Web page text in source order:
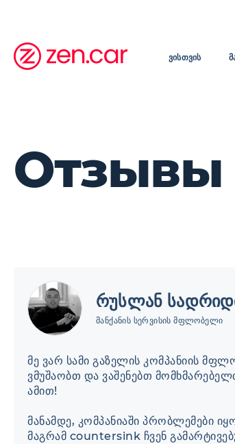
ᲕᲘᲡᲗᲕᲘᲡ
Отзывы
რუსლან
მანქანის სერვისის მფლობელი
მე ვარ სამი გაზელის კომპანიის
ვმუშაობთ და ვაშენებთ
ამით!
მანამდე, კომპანიაში პრობლემები
მაგრამ countersink ჩვენ